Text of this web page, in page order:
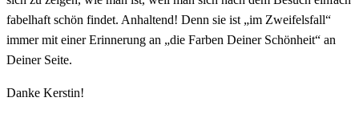
fabelhaft schön findet. Anhaltend! Denn sie ist „im Zweifelsfall“
immer mit einer Erinnerung an „die Farben Deiner Schönheit“ an
Deiner Seite.
Danke Kerstin!